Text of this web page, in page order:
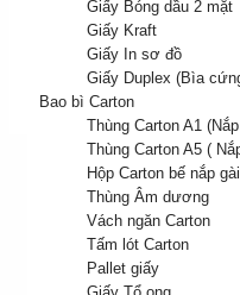
Giấy Bóng dầu 2 mặt
Giấy Kraft
Giấy In sơ đồ
Giấy Duplex (Bìa
Bao bì Carton
Thùng Carton A1
Thùng Carton A5 (
Hộp Carton bế nắp gài
Thùng Âm dương
Vách ngăn Carton
Tấm lót Carton
Pallet giấy